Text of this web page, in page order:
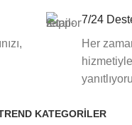
7/24
Her
KATEGORILER